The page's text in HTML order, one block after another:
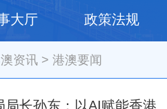
大厅 政策法规
资讯 >港澳要闻
长孙东：以AI赋能香港